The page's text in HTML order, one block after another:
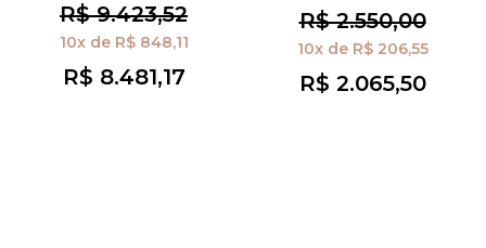
R$ 9.423,52
10xde R$ 848,11
R$ 8.481,17
R$ 2.550,00
10xde R$ 206,55
R$ 2.065,50